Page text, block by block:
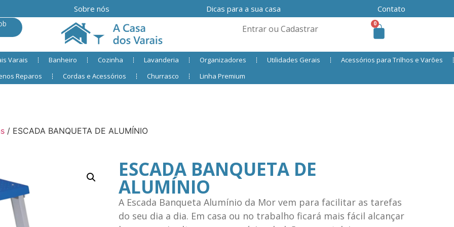
Sobre nós Dicas para a sua casa Contato
Entrar ou Cadastrar 0
Varais Banheiro Cozinha Lavanderia Organizadores Utilidades Gerais
Acessórios para Trilhos e Varões
Reparos
Cordas e Acessórios Churrasco Linha Premium
/ ESCADA BANQUETA DE ALUMÍNIO
ESCADA BANQUETA DE
ALUMÍNIO
A Escada Banqueta Alumínio da Mor vem para facilitar as tarefas
do seu dia a dia. Em casa ou no trabalho ficará mais fácil alcançar